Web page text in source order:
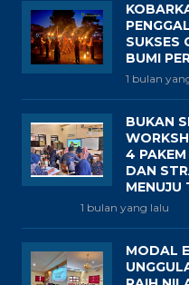
SUKSES
BUMI
1 bulan
BUKAN
4
DAN
MENUJU
1 bulan yang lalu
MODAL